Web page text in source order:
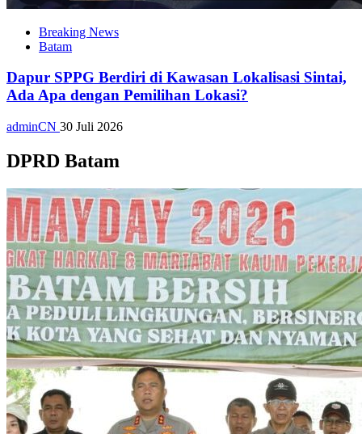
Breaking News
Batam
Dapur SPPG Berdiri di Kawasan Lokalisasi Sintai,
Ada Apa dengan Pemilihan Lokasi?
adminCN 30 Juli 2026
DPRD Batam